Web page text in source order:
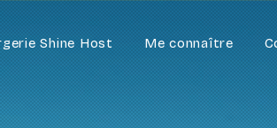
Shine Host Me connaître